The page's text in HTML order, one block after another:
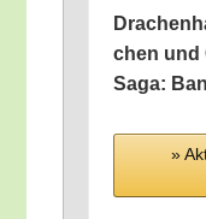
chen und
Saga:
»